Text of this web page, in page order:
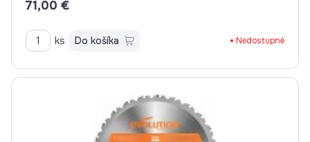
71,00 €
ks Do košíka Nedostupné